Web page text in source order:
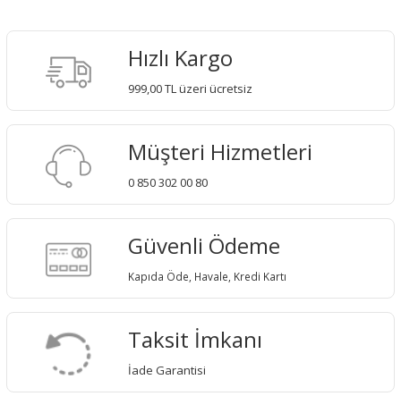
Hızlı Kargo
999,00 TL üzeri ücretsiz
Müşteri Hizmetleri
0 850 302 00 80
Güvenli Ödeme
Kapıda Öde, Havale, Kredi Kartı
Taksit İmkanı
İade Garantisi